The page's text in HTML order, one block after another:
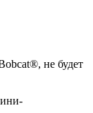
не будет